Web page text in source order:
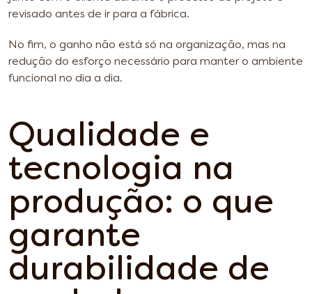
revisado antes de ir para a fábrica.
No fim, o ganho não está só na organização, mas na
redução do esforço necessário para manter o ambiente
funcional no dia a dia.
Qualidade e
tecnologia na
produção: o que
garante
durabilidade de